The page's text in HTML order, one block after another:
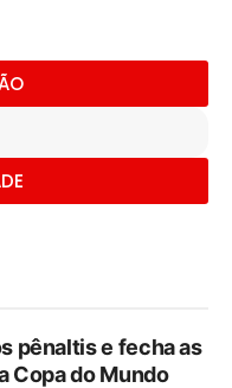
pênaltis e fecha as
Copa do Mundo